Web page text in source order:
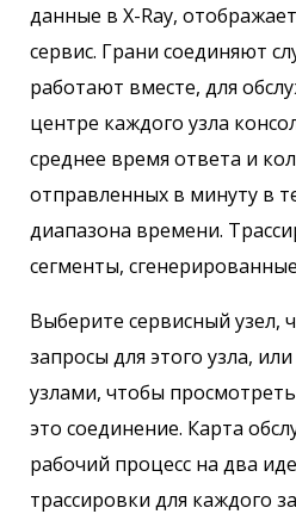
данные в X-Ray,
сервис. Грани соединяют
работают вместе, для
центре каждого узла
среднее время ответа и
отправленных в минуту в
диапазона времени.
сегменты,
Выберите сервисный узел,
запросы для этого узла,
узлами, чтобы
это соединение. Карта
рабочий процесс на два
трассировки для каждого